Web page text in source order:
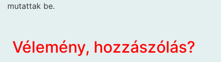
mutattak be.
Vélemény, hozzászólás?